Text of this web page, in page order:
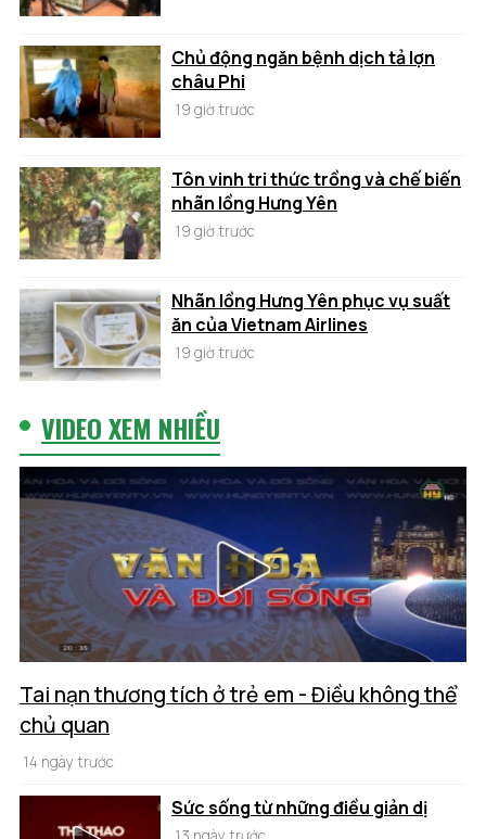
Chủ động ngăn bệnh dịch tả lợn
châu Phi
19 giờ trước
Tôn vinh tri thức trồng và chế biến
nhãn lồng Hưng Yên
19 giờ trước
Nhãn lồng Hưng Yên phục vụ suất
ăn của Vietnam Airlines
19 giờ trước
VIDEO XEM NHIỀU
Tai nạn thương tích ở trẻ em - Điều không thể
chủ quan
14 ngày trước
Sức sống từ những điều giản dị